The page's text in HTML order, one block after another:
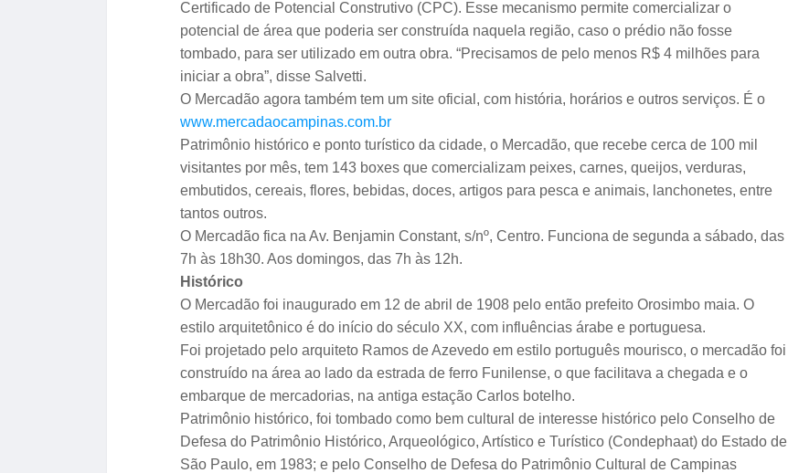
Certificado de Potencial Construtivo (CPC). Esse mecanismo permite comercializar o
potencial de área que poderia ser construída naquela região, caso o prédio não fosse
tombado, para ser utilizado em outra obra. “Precisamos de pelo menos R$ 4 milhões para
iniciar a obra”, disse Salvetti.
O Mercadão agora também tem um site oficial, com história, horários e outros serviços. É o
www.mercadaocampinas.com.br
Patrimônio histórico e ponto turístico da cidade, o Mercadão, que recebe cerca de 100 mil
visitantes por mês, tem 143 boxes que comercializam peixes, carnes, queijos, verduras,
embutidos, cereais, flores, bebidas, doces, artigos para pesca e animais, lanchonetes, entre
tantos outros.
O Mercadão fica na Av. Benjamin Constant, s/nº, Centro. Funciona de segunda a sábado, das
7h às 18h30. Aos domingos, das 7h às 12h.
Histórico
O Mercadão foi inaugurado em 12 de abril de 1908 pelo então prefeito Orosimbo maia. O
estilo arquitetônico é do início do século XX, com influências árabe e portuguesa.
Foi projetado pelo arquiteto Ramos de Azevedo em estilo português mourisco, o mercadão foi
construído na área ao lado da estrada de ferro Funilense, o que facilitava a chegada e o
embarque de mercadorias, na antiga estação Carlos botelho.
Patrimônio histórico, foi tombado como bem cultural de interesse histórico pelo Conselho de
Defesa do Patrimônio Histórico, Arqueológico, Artístico e Turístico (Condephaat) do Estado de
São Paulo, em 1983; e pelo Conselho de Defesa do Patrimônio Cultural de Campinas